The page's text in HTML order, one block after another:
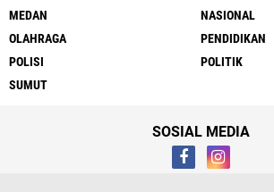
MEDAN
NASIONAL
OLAHRAGA
PENDIDIKAN
POLISI
POLITIK
SUMUT
SOSIAL MEDIA